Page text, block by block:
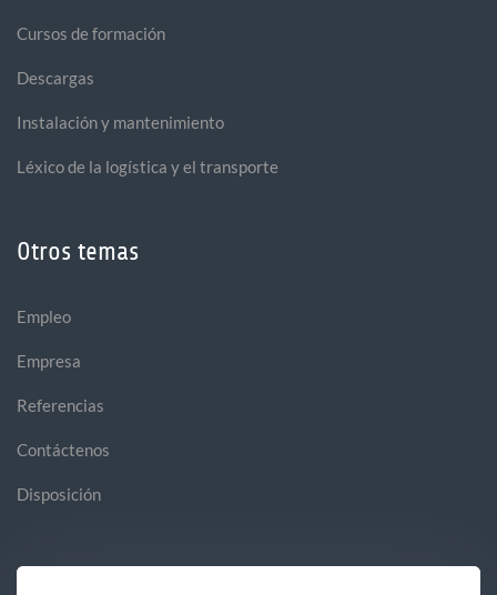
Cursos de formación
Descargas
Instalación y mantenimiento
Léxico de la logística y el transporte
Otros temas
Empleo
Empresa
Referencias
Contáctenos
Disposición